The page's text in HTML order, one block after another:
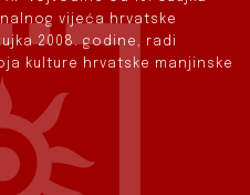
vijeća hrvatske
2008. godine, radi
kulture hrvatske manjinske